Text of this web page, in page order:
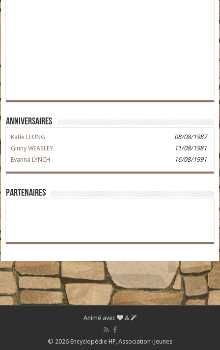
Anniversaires
Katie LEUNG
08/08/1987
Ginny WEASLEY
11/08/1981
Evanna LYNCH
16/08/1991
Partenaires
Animé avec &
© 2026 Encyclopédie HP, Association iJeunes